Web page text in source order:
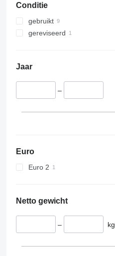
Conditie
gebruikt
gereviseerd
Jaar
–
Euro
Euro 2
Netto gewicht
– kg